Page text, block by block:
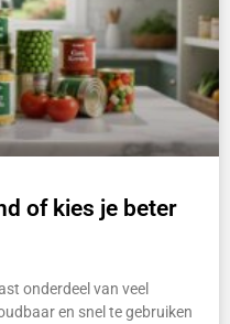
of kies je beter
onderdeel van veel
en snel te gebruiken